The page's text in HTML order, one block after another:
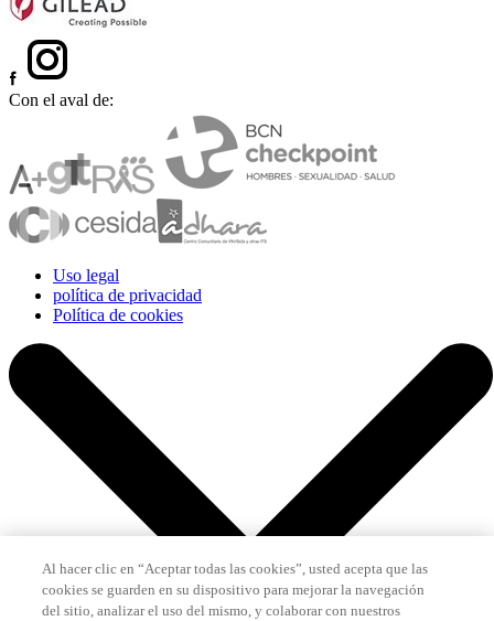
Con el aval de:
Uso legal
política de privacidad
Política de cookies
Al hacer clic en “Aceptar todas las cookies”, usted acepta que las
cookies se guarden en su dispositivo para mejorar la navegación
del sitio, analizar el uso del mismo, y colaborar con nuestros